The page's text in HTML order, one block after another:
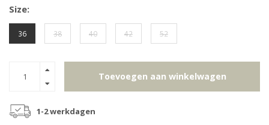
Size:
36 38 40 42 52
Toevoegen aan winkelwagen
1-2 werkdagen